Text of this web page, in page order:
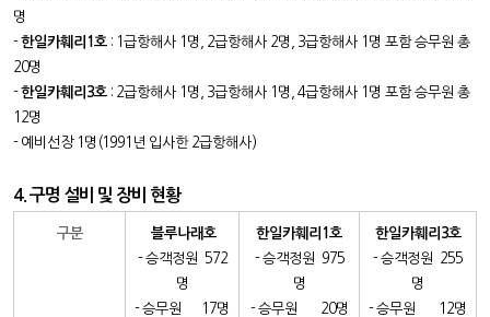
명
-한일카훼리1호 : 1급항해사 1명, 2급항해사 2명, 3급항해사 1명 포함 승무원 총
20명
-한일카훼리3호 : 2급항해사 1명, 3급항해사 1명, 4급항해사 1명 포함 승무원 총
12명
- 예비선장 1명(1991년 입사한 2급항해사)
4. 구명 설비 및 장비 현황
구분
블루나래호
- 승객정원 572
명
- 승무원 17명
한일카훼리1호
- 승객정원 975
명
- 승무원 20명
한일카훼리3호
- 승객정원 255
명
- 승무원 12명